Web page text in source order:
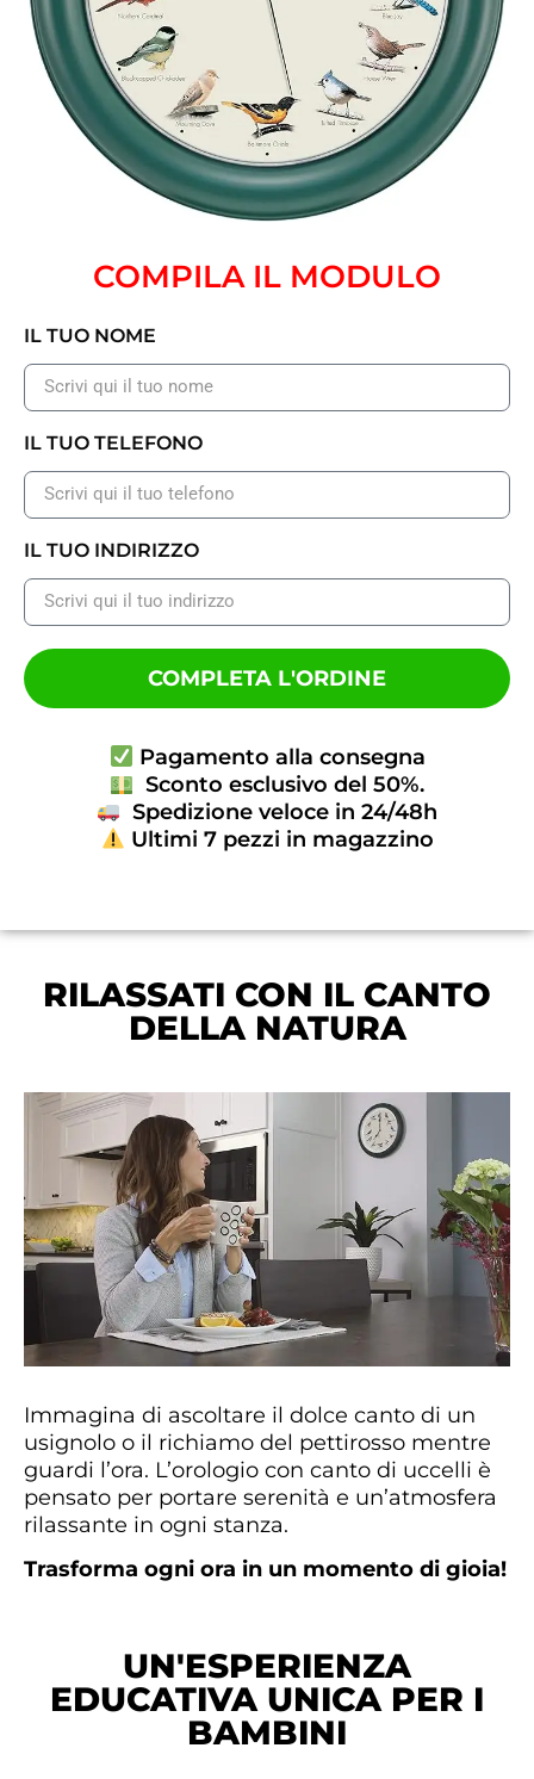
COMPILA IL MODULO
IL TUO NOME
IL TUO TELEFONO
IL TUO INDIRIZZO
COMPLETA L'ORDINE
Pagamento alla consegna
Sconto esclusivo del 50%.
Spedizione veloce in 24/48h
Ultimi 7 pezzi in magazzino
RILASSATI CON IL CANTO
DELLA NATURA
Immagina di ascoltare il dolce canto di un
usignolo o il richiamo del pettirosso mentre
guardi l’ora. L’orologio con canto di uccelli è
pensato per portare serenità e un’atmosfera
rilassante in ogni stanza.
Trasforma ogni ora in un momento di gioia!
UN'ESPERIENZA
EDUCATIVA UNICA PER I
BAMBINI